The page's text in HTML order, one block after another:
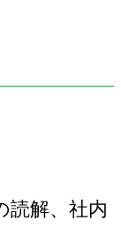
読解、社内